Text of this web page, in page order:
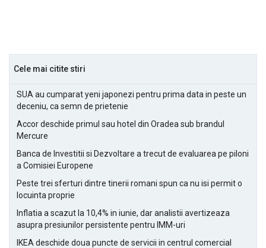
Cele mai citite stiri
SUA au cumparat yeni japonezi pentru prima data in peste un
deceniu, ca semn de prietenie
Accor deschide primul sau hotel din Oradea sub brandul
Mercure
Banca de Investitii si Dezvoltare a trecut de evaluarea pe piloni
a Comisiei Europene
Peste trei sferturi dintre tinerii romani spun ca nu isi permit o
locuinta proprie
Inflatia a scazut la 10,4% in iunie, dar analistii avertizeaza
asupra presiunilor persistente pentru IMM-uri
IKEA deschide doua puncte de servicii in centrul comercial